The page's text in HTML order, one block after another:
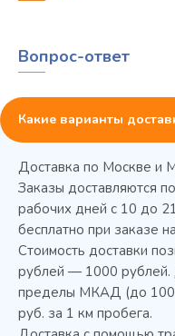
Колода
Вопрос-ответ
Какие варианты
Доставка по Москве и
Заказы доставляются
рабочих дней с 10 до
бесплатно при заказе
Стоимость доставки
рублей — 1000 рублей.
пределы МКАД (до 100
руб. за 1 км пробега.